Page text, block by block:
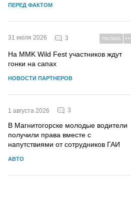
ПЕРЕД ФАКТОМ
31 июля 2026 3 РЕКЛАМА
На MMK Wild Fest участников ждут
гонки на сапах
НОВОСТИ ПАРТНЕРОВ
1 августа 2026 3
В Магнитогорске молодые водители
получили права вместе с
напутствиями от сотрудников ГАИ
АВТО